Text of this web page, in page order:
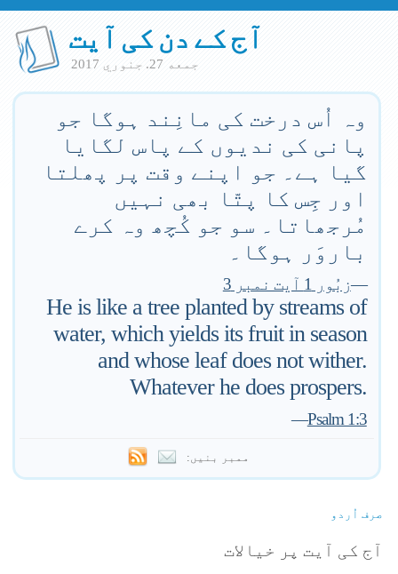
آج کے دن کی آیت
جمعه 27. جنوري 2017
وہ اُس درخت کی مانِند ہوگا جو
پانی کی ندیوں کے پاس لگایا
گیا ہے۔ جو اپنے وقت پر پھلتا
اور جِس کا پتّا بھی نہیں
مُرجھاتا۔ سو جو کُچھ وہ کرے
باروَر ہوگا۔
—زبُور 1 آیت نمبر 3
He is like a tree planted by streams of
water, which yields its fruit in season
and whose leaf does not wither.
Whatever he does prospers.
—Psalm 1:3
ممبر بنیں:
صرف اُردو
آج کی آیت پر خیالات